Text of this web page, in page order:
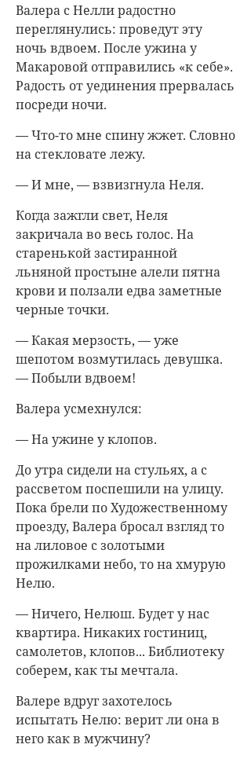
Валера с Нелли радостно
переглянулись: проведут эту
ночь вдвоем. После ужина у
Макаровой отправились «к себе».
Радость от уединения прервалась
посреди ночи.
— Что-то мне спину жжет. Словно
на стекловате лежу.
— И мне, — взвизгнула Неля.
Когда зажгли свет, Неля
закричала во весь голос. На
старенькой застиранной
льняной простыне алели пятна
крови и ползали едва заметные
черные точки.
— Какая мерзость, — уже
шепотом возмутилась девушка.
— Побыли вдвоем!
Валера усмехнулся:
— На ужине у клопов.
До утра сидели на стульях, а с
рассветом поспешили на улицу.
Пока брели по Художественному
проезду, Валера бросал взгляд то
на лиловое с золотыми
прожилками небо, то на хмурую
Нелю.
— Ничего, Нелюш. Будет у нас
квартира. Никаких гостиниц,
самолетов, клопов... Библиотеку
соберем, как ты мечтала.
Валере вдруг захотелось
испытать Нелю: верит ли она в
него как в мужчину?